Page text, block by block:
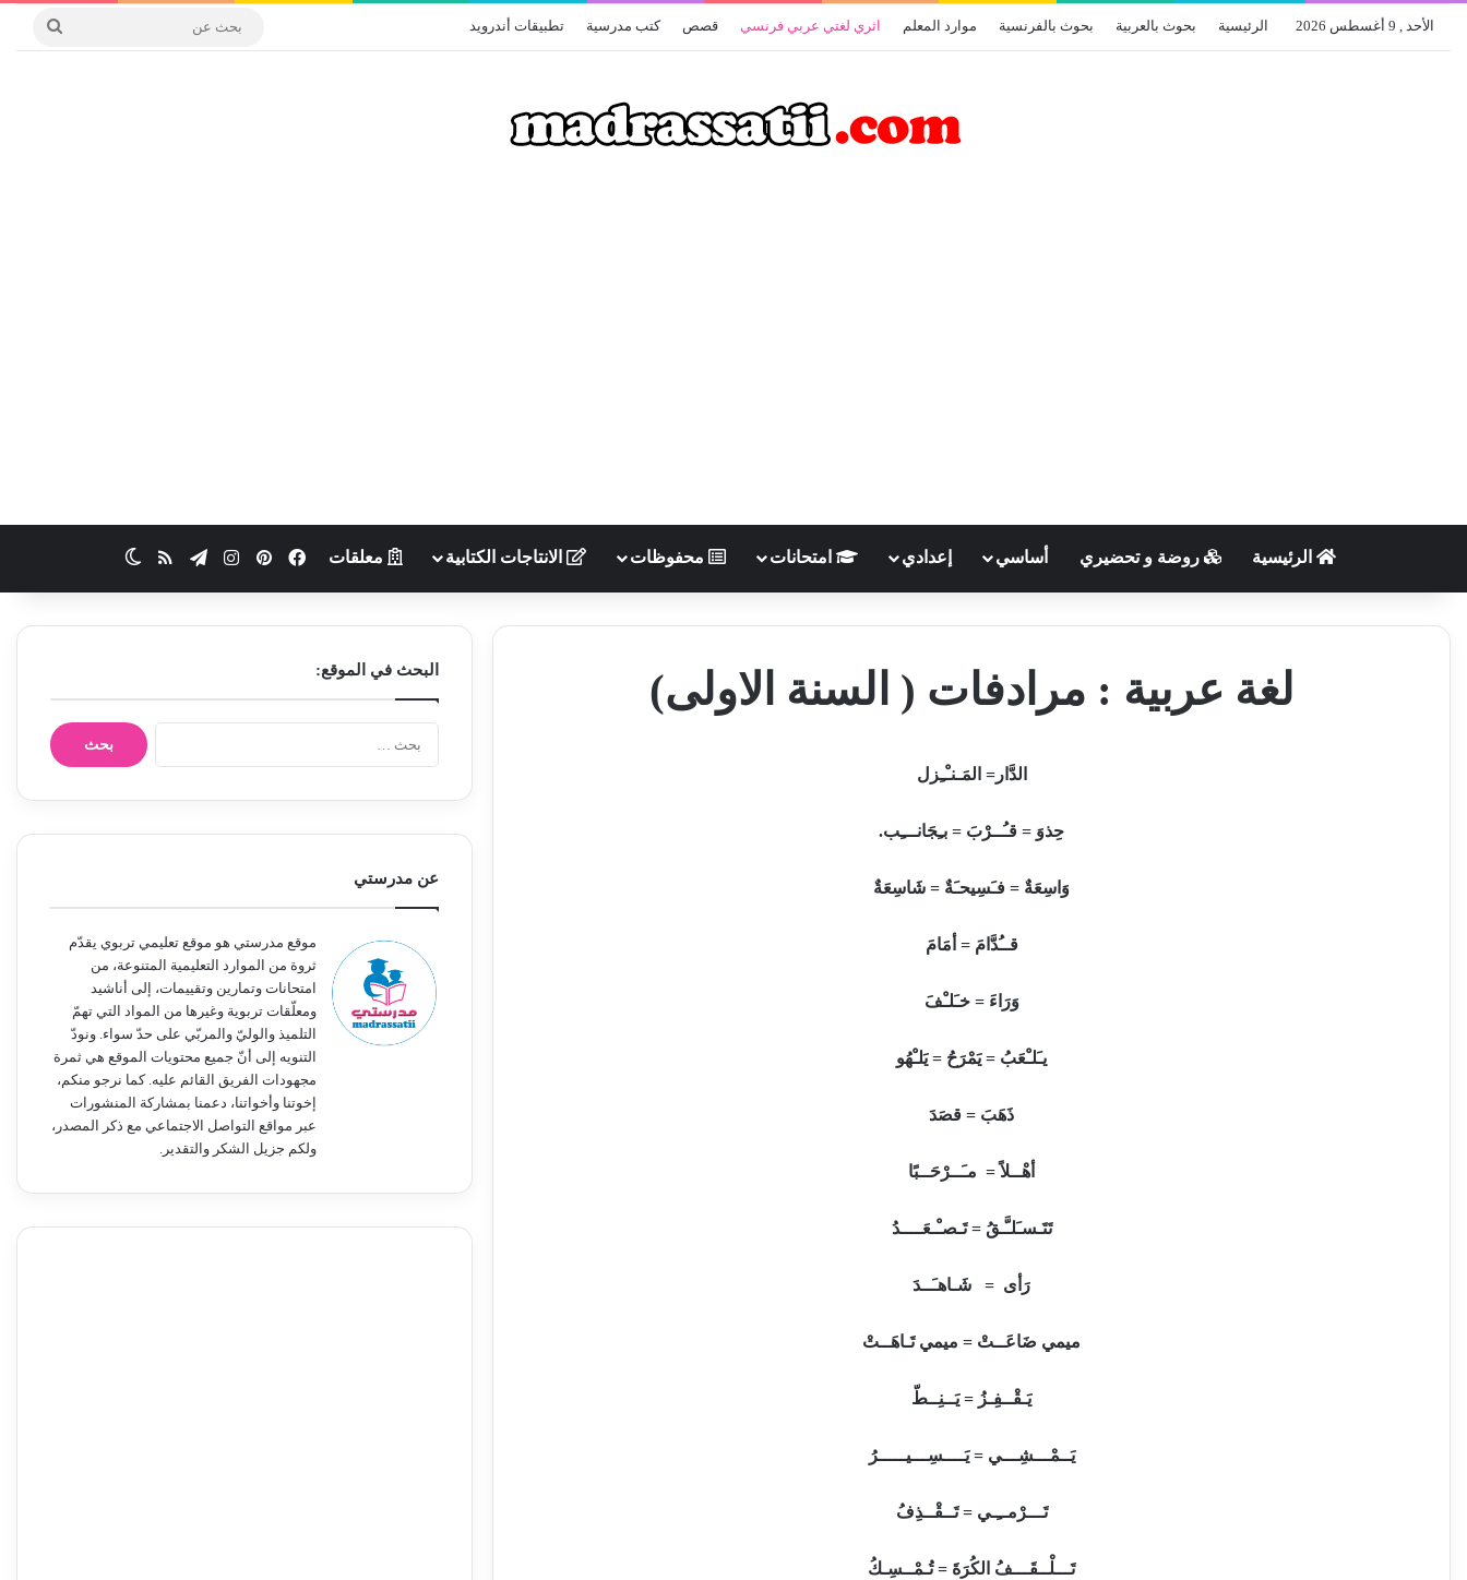
الأحد , 9 أغسطس 2026 الرئيسية بحوث بالعربية بحوث بالفرنسية موارد المعلم اثري لغتي عربي فرنسي قصص كتب مدرسية تطبيقات أندرويد
الرئيسية روضة و تحضيري أساسي إعدادي امتحانات محفوظات الانتاجات الكتابية معلقات فيسبوكبينتيريستانستقرامتيلقرامملخص الموقع RSS
لغة عربية : مرادفات ( السنة الاولى)
الدَّار= المَـنـْـِزل
حِذوَ = قـُــرْبَ = بـِجَانـــِب.
وَاسِعَةٌ = فـَسِيحـَةٌ = شَاسِعَةٌ
قــُدَّامَ= أمَامَ
وَرَاءَ=خـَلـْفَ
يـَلـْعَبُ =يَمْرَحُ =يَلـْهُو
ذَهَبَ = قصَدَ
أهْــلاً = مـَــرْحَــبًا
تَتَـسـَلـَّـقُ = تَـصـْـعَــــدُ
رَأى = شَـاهـَــدَ
ميمي ضَاعَــتْ = ميمي تَـاهَــتْ
يَـقْــفِـزُ = يَــنِــطّ
يَــمْـــشِـــي = يَــــسِـــيـــــرُ
تَـــرْمــِـي = تَــقْــذِفُ
تَـــلْــقَـــفُ الكُرَةَ = تُـمْــسِـكُ
البحث في الموقع:
ح
عن مدرستي
موقع مدرستي هو موقع تعليمي تربوي يقدّم
ثروة من الموارد التعليمية المتنوعة، من
امتحانات وتمارين وتقييمات، إلى أناشيد
ومعلّقات تربوية وغيرها من المواد التي تهمّ
التلميذ والوليّ والمربّي على حدّ سواء. ونودّ
التنويه إلى أنّ جميع محتويات الموقع هي ثمرة
مجهودات الفريق القائم عليه. كما نرجو منكم،
إخوتنا وأخواتنا، دعمنا بمشاركة المنشورات
عبر مواقع التواصل الاجتماعي مع ذكر المصدر،
ولكم جزيل الشكر والتقدير.